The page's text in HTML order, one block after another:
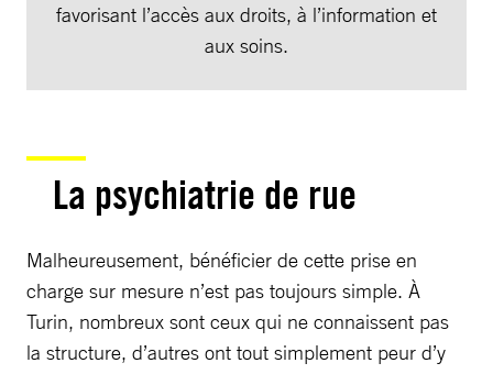
favorisant l’accès aux droits, à l’information et
aux soins.
La psychiatrie de rue
Malheureusement, bénéficier de cette prise en
charge sur mesure n’est pas toujours simple. À
Turin, nombreux sont ceux qui ne connaissent pas
la structure, d’autres ont tout simplement peur d’y